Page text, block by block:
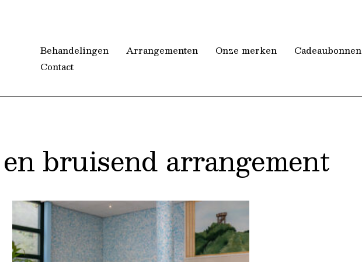
Behandelingen Arrangementen Onze merken Cadeaubonnen
Contact
bruisend arrangement